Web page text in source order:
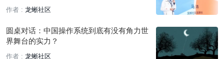
作者 : 龙蜥社区
圆桌对话：中国操作系统到底有没有角力世
界舞台的实力？
作者 : 龙蜥社区